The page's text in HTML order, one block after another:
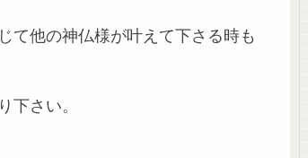
て他の神仏様が叶えて下さる時も
下さい。